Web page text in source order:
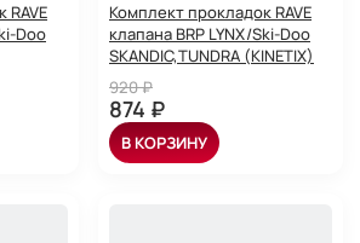
RAVE
Doo
Комплект прокладок RAVE
клапана BRP LYNX/Ski-Doo
SKANDIC,TUNDRA (KINETIX)
920 ₽
874 ₽
В КОРЗИНУ